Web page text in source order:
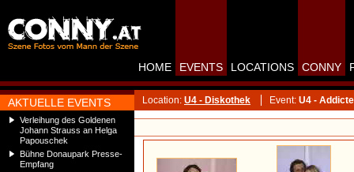
AKTUELLE EVENTS
Verleihung des Goldenen
Johann Strauss an Helga
Papouschek
Bühne Donaupark Presse-
Empfang
HOME EVENTS LOCATIONS CONNY
Location: U4 - Diskothek Event: U4 -